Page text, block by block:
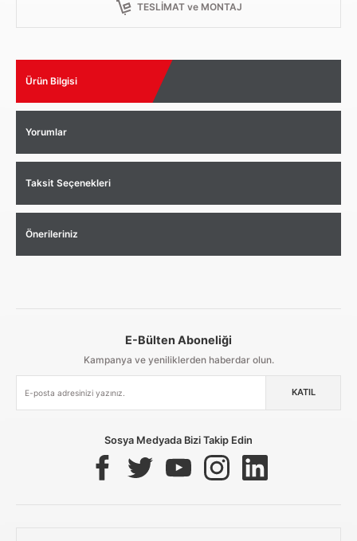
TESLİMAT ve MONTAJ
Ürün Bilgisi
Yorumlar
Taksit Seçenekleri
Önerileriniz
Kolay İade & Değişim Güvenli Alışveriş
Güvenli Paketleme Taksit / Havale İle Alışveriş Kolay İade & Değişim
E-Bülten Aboneliği
Kampanya ve yeniliklerden haberdar olun.
KATIL
Sosya Medyada Bizi Takip Edin